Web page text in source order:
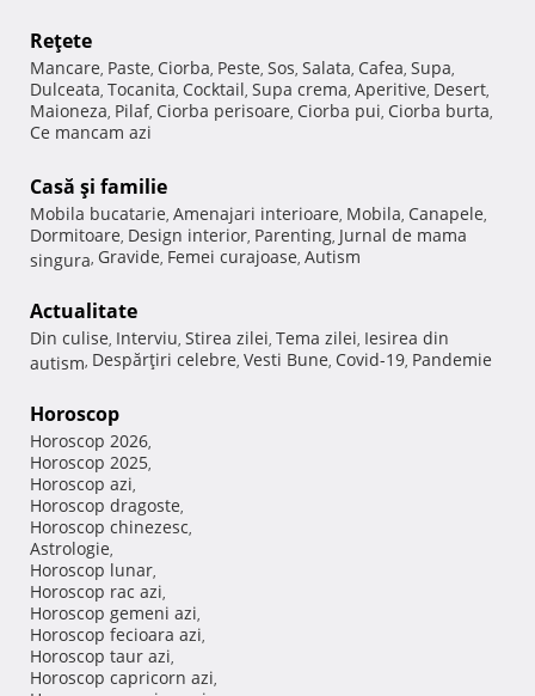
Reţete
Mancare, Paste, Ciorba, Peste, Sos, Salata, Cafea, Supa,
Dulceata, Tocanita, Cocktail, Supa crema, Aperitive, Desert,
Maioneza, Pilaf, Ciorba perisoare, Ciorba pui, Ciorba burta,
Ce mancam azi
Casă şi familie
Mobila bucatarie, Amenajari interioare, Mobila, Canapele,
Dormitoare, Design interior, Parenting, Jurnal de mama
singura, Gravide, Femei curajoase, Autism
Actualitate
Din culise, Interviu, Stirea zilei, Tema zilei, Iesirea din
autism, Despărţiri celebre, Vesti Bune, Covid-19, Pandemie
Horoscop
Horoscop 2026,
Horoscop 2025,
Horoscop azi,
Horoscop dragoste,
Horoscop chinezesc,
Astrologie,
Horoscop lunar,
Horoscop rac azi,
Horoscop gemeni azi,
Horoscop fecioara azi,
Horoscop taur azi,
Horoscop capricorn azi,